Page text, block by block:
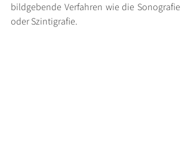
bildgebende Verfahren wie die Sonografie
oder Szintigrafie.